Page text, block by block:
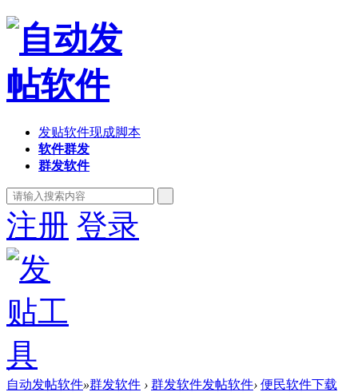
发贴软件现成脚本
软件群发
群发软件
注册 登录
自动发帖软件»群发软件 › 群发软件发帖软件› 便民软件下载